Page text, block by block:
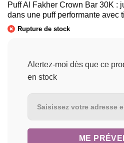
Puff Al Fakher Crown Bar 30K :
dans une puff performante avec
Rupture de stock
Alertez-moi dès que ce
en stock